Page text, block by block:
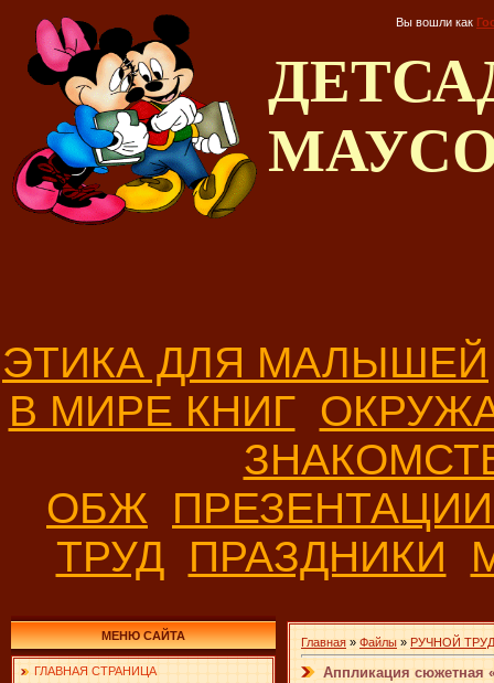
Вы вошли как
ЭТИКА ДЛЯ МАЛЫШЕЙ
В МИРЕ КНИГ
ОБЖ
ТРУД ПРАЗДНИКИ
МЕНЮ САЙТА
ГЛАВНАЯ СТРАНИЦА
Главная » Файлы » РУЧНОЙ ТРУД
Аппликация сюжетная